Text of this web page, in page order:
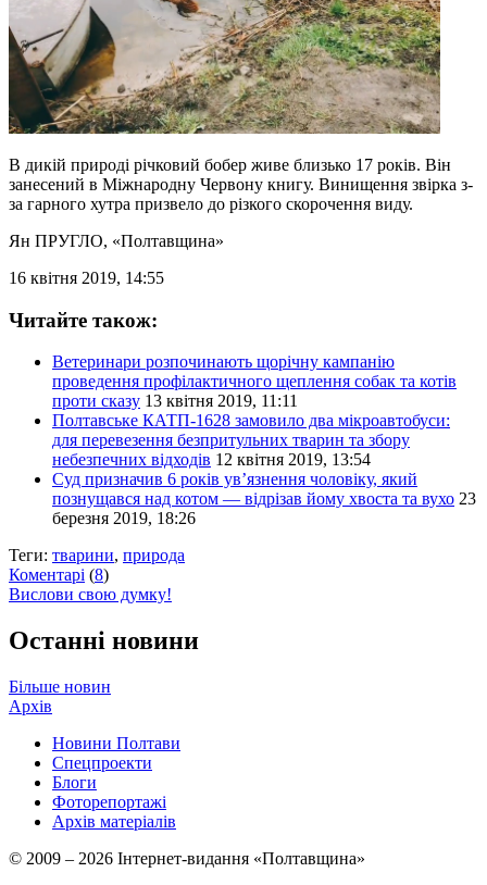
В дикій природі річковий бобер живе близько 17 років. Він
занесений в Міжнародну Червону книгу. Винищення звірка з-
за гарного хутра призвело до різкого скорочення виду.
Ян ПРУГЛО, «Полтавщина»
16 квітня 2019, 14:55
Читайте також:
Ветеринари розпочинають щорічну кампанію
проведення профілактичного щеплення собак та котів
проти сказу 13 квітня 2019, 11:11
Полтавське КАТП-1628 замовило два мікроавтобуси:
для перевезення безпритульних тварин та збору
небезпечних відходів 12 квітня 2019, 13:54
Суд призначив 6 років ув’язнення чоловіку, який
познущався над котом — відрізав йому хвоста та вухо 23
березня 2019, 18:26
Теги: тварини, природа
Коментарі (8)
Вислови свою думку!
Останні новини
Більше новин
Архів
Новини Полтави
Спецпроекти
Блоги
Фоторепортажі
Архів матеріалів
© 2009 – 2026 Інтернет-видання «Полтавщина»